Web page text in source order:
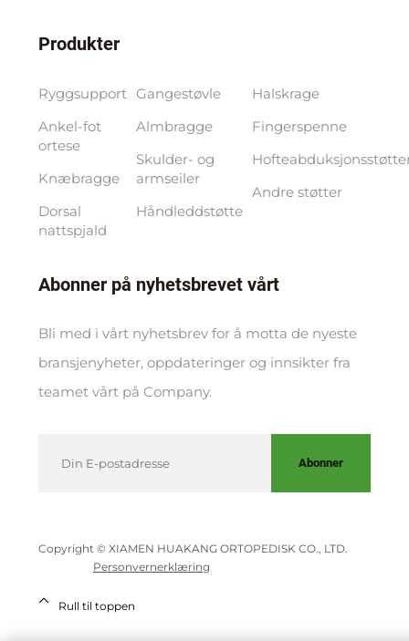
Produkter
Ryggsupport
Ankel-fot
ortese
Knæbragge
Dorsal
nattspjald
Gangestøvle
Almbragge
Skulder- og
armseiler
Håndleddstøtte
Halskrage
Fingerspenne
Andre støtter
Abonner på nyhetsbrevet vårt
Bli med i vårt nyhetsbrev for å motta de nyeste
bransjenyheter, oppdateringer og innsikter fra
teamet vårt på Company.
Abonner
Copyright © XIAMEN HUAKANG ORTOPEDISK CO., LTD.
Personvernerklæring
Rull til toppen